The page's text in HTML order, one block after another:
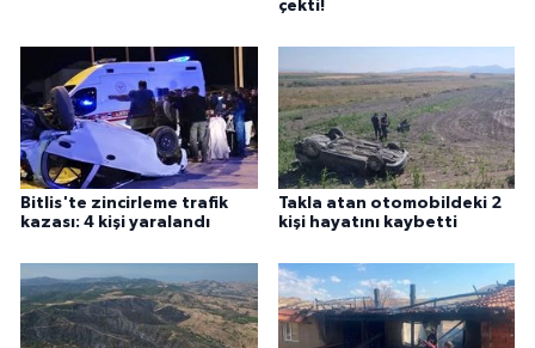
çekti!
Bitlis'te zincirleme trafik
kazası: 4 kişi yaralandı
Takla atan otomobildeki 2
kişi hayatını kaybetti